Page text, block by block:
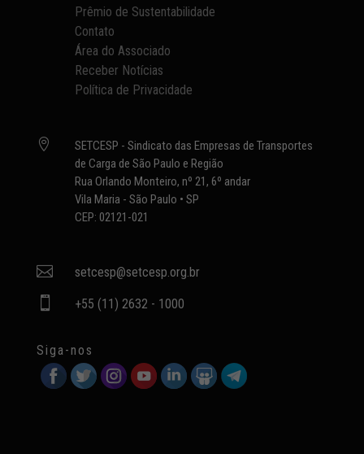
Prêmio de Sustentabilidade
Contato
Área do Associado
Receber Notícias
Política de Privacidade

SETCESP - Sindicato das Empresas de Transportes
de Carga de São Paulo e Região
Rua Orlando Monteiro, nº 21, 6º andar
Vila Maria - São Paulo • SP
CEP: 02121-021
 setcesp@setcesp.org.br
 +55 (11) 2632 - 1000
Siga-nos